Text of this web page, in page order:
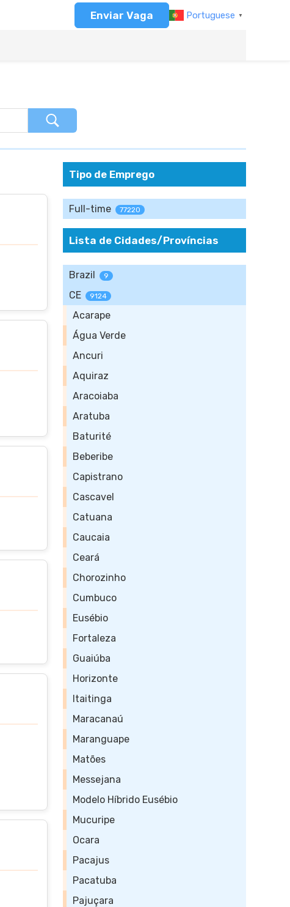
Enviar Vaga Portuguese ▼
Tipo de Emprego
Full-time 77220
Lista de Cidades/Províncias
Brazil 9
CE 9124
Acarape
Água Verde
Ancuri
Aquiraz
Aracoiaba
Aratuba
Baturité
Beberibe
Capistrano
Cascavel
Catuana
Caucaia
Ceará
Chorozinho
Cumbuco
Eusébio
Fortaleza
Guaiúba
Horizonte
Itaitinga
Maracanaú
Maranguape
Matões
Messejana
Modelo Híbrido Eusébio
Mucuripe
Ocara
Pacajus
Pacatuba
Pajuçara